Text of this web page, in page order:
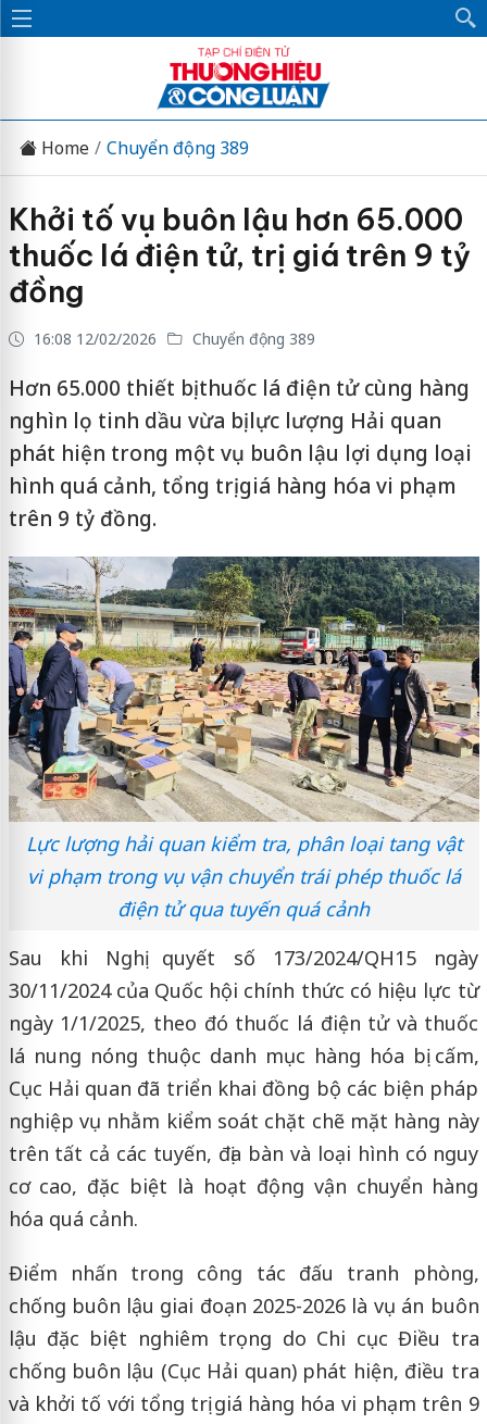
Home Chuyển động 389
Khởi tố vụ buôn lậu hơn 65.000
thuốc lá điện tử, trị giá trên 9 tỷ
đồng
16:08 12/02/2026 Chuyển động 389
Hơn 65.000 thiết bị thuốc lá điện tử cùng hàng
nghìn lọ tinh dầu vừa bị lực lượng Hải quan
phát hiện trong một vụ buôn lậu lợi dụng loại
hình quá cảnh, tổng trị giá hàng hóa vi phạm
trên 9 tỷ đồng.
Lực lượng hải quan kiểm tra, phân loại tang vật
vi phạm trong vụ vận chuyển trái phép thuốc lá
điện tử qua tuyến quá cảnh
Sau khi Nghị quyết số 173/2024/QH15 ngày
30/11/2024 của Quốc hội chính thức có hiệu lực từ
ngày 1/1/2025, theo đó thuốc lá điện tử và thuốc
lá nung nóng thuộc danh mục hàng hóa bị cấm,
Cục Hải quan đã triển khai đồng bộ các biện pháp
nghiệp vụ nhằm kiểm soát chặt chẽ mặt hàng này
trên tất cả các tuyến, địa bàn và loại hình có nguy
cơ cao, đặc biệt là hoạt động vận chuyển hàng
hóa quá cảnh.
Điểm nhấn trong công tác đấu tranh phòng,
chống buôn lậu giai đoạn 2025-2026 là vụ án buôn
lậu đặc biệt nghiêm trọng do Chi cục Điều tra
chống buôn lậu (Cục Hải quan) phát hiện, điều tra
và khởi tố với tổng trị giá hàng hóa vi phạm trên 9